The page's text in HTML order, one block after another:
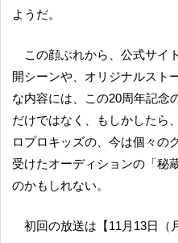
ようだ。
この顔ぶれから、公式サイトにある告知文の「多数の未公
開シーンや、オリジナルスト
な内容には、この20周年記念
だけではなく、もしかしたら
ロプロキッズの、今は個々の
受けたオーディションの「秘
のかもしれない。
初回の放送は【11月13日（月）21:00 〜 22:00】とのこと